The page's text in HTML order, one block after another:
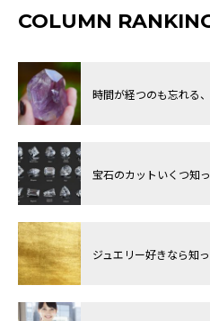
COLUMN
時間が経つのも忘れる
宝石のカットいくつ知
ジュエリー好きなら知